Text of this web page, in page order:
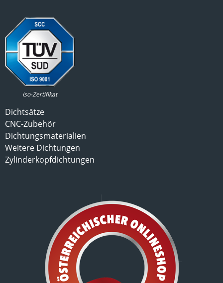
Iso-Zertifikat
Dichtsätze
CNC-Zubehör
Dichtungsmaterialien
Weitere Dichtungen
Zylinderkopfdichtungen